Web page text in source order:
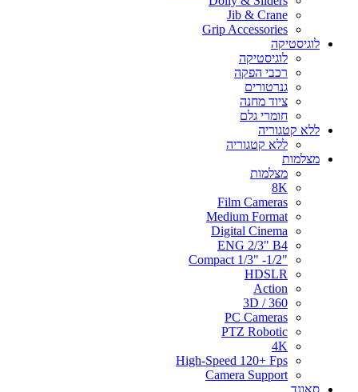
Jib & Crane
Grip Accessories
לוגיסטיקה
לוגיסטיקה
רכבי הפקה
גנרטורים
ציוד מחנה
חומרי גלם
ללא קטגוריה
ללא קטגוריה
מצלמות
מצלמות
8K
Film Cameras
Medium Format
Digital Cinema
ENG 2/3" B4
"Compact 1/3" -1/2
HDSLR
Action
3D / 360
PC Cameras
PTZ Robotic
4K
High-Speed 120+ Fps
Camera Support
סאונד